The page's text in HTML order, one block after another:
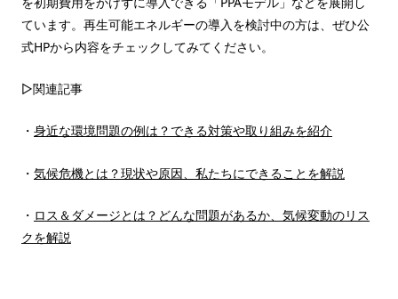
ています。再生可能エネルギーの導入を検討中の方は、ぜひ公
式HPから内容をチェックしてみてください。
▷関連記事
・ 身近な環境問題の例は？できる対策や取り組みを紹介
・ 気候危機とは？現状や原因、私たちにできることを解説
・ ロス＆ダメージとは？どんな問題があるか、気候変動のリス
クを解説